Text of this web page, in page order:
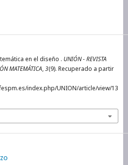
en el diseño . UNIÓN - REVISTA
MATEMÁTICA,3(9). Recuperado a partir
index.php/UNION/article/view/13